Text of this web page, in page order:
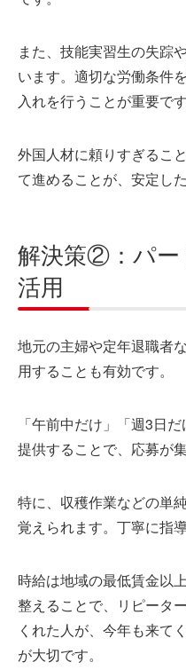
また、技能実習生の失踪
います。適切な労働条件
入れを行うことが重要です
外国人材に頼りすぎるこ
て進めることが、安定し
解決策②：パー
活用
地元の主婦や定年退職者
用することも有効です。
「午前中だけ」「週3日
提供することで、応募が
特に、収穫作業などの単
覚えられます。丁寧に指
時給は地域の最低賃金以
整えることで、リピータ
くれた人が、今年も来て
が大切です。